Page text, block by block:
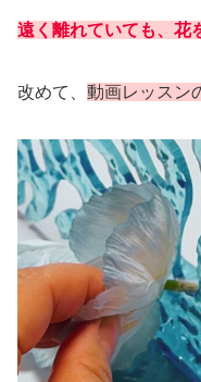
遠く離れていても、花
改めて、 動画レッスン